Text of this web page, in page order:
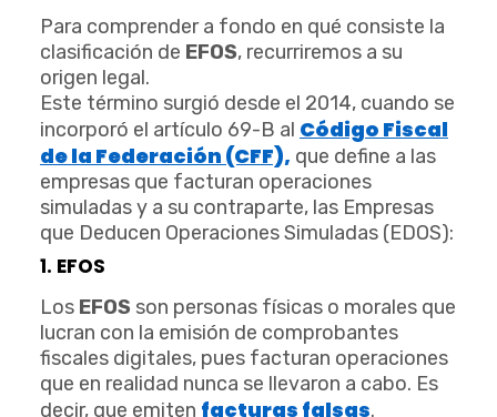
Para comprender a fondo en qué consiste la
clasificación de EFOS, recurriremos a su
origen legal.
Este término surgió desde el 2014, cuando se
incorporó el artículo 69-B al Código Fiscal
de la Federación (CFF), que define a las
empresas que facturan operaciones
simuladas y a su contraparte, las Empresas
que Deducen Operaciones Simuladas (EDOS):
1. EFOS
Los EFOS son personas físicas o morales que
lucran con la emisión de comprobantes
fiscales digitales, pues facturan operaciones
que en realidad nunca se llevaron a cabo. Es
decir, que emiten facturas falsas.